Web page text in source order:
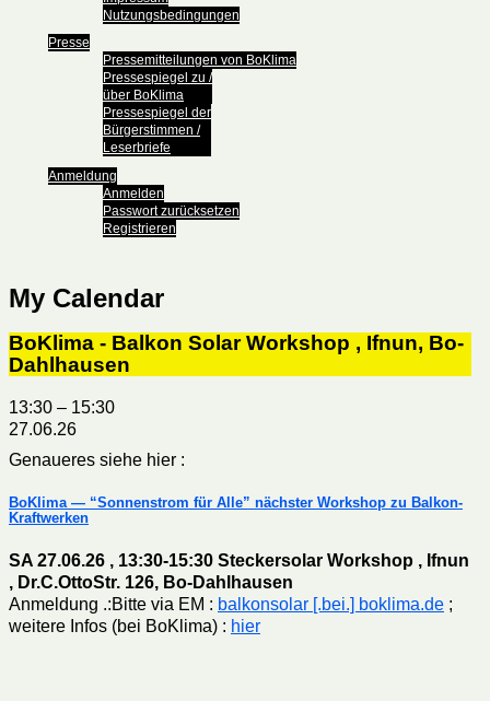
Nutzungsbedingungen
Presse
Pressemitteilungen von BoKlima
Pressespiegel zu /
über BoKlima
Pressespiegel der
Bürgerstimmen /
Leserbriefe
Anmeldung
Anmelden
Passwort zurücksetzen
Registrieren
My Calendar
BoKlima - Balkon Solar Workshop , Ifnun, Bo-
Dahlhausen
13:30 – 15:30
27.06.26
Genaueres siehe hier :
BoKlima — “Sonnenstrom für Alle” nächster Workshop zu Balkon-
Kraftwerken
SA 27.06.26 , 13:30-15:30 Steckersolar Workshop , Ifnun
, Dr.C.OttoStr. 126, Bo-Dahlhausen
Anmeldung .:Bitte via EM : balkonsolar [.bei.] boklima.de ;
weitere Infos (bei BoKlima) : hier